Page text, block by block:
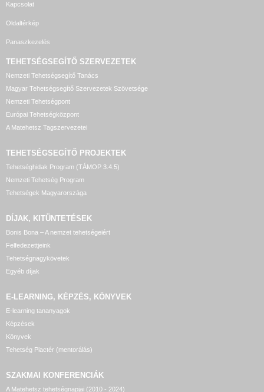
Kapcsolat
Oldaltérkép
Panaszkezelés
TEHETSÉGSEGÍTŐ SZERVEZETEK
Nemzeti Tehetségsegítő Tanács
Magyar Tehetségsegítő Szervezetek Szövetsége
Nemzeti Tehetségpont
Európai Tehetségközpont
A Matehetsz Tagszervezetei
TEHETSÉGSEGÍTŐ PROJEKTEK
Tehetséghidak Program (TÁMOP 3.4.5)
Nemzeti Tehetség Program
Tehetségek Magyarországa
DÍJAK, KITÜNTETÉSEK
Bonis Bona – A nemzet tehetségeiért
Felfedezettjeink
Tehetségnagykövetek
Egyéb díjak
E-LEARNING, KÉPZÉS, KÖNYVEK
E-learning tananyagok
Képzések
Könyvek
Tehetség Piactér (mentorálás)
SZAKMAI KONFERENCIÁK
A Matehetsz tehetségnapjai (2010 - 2024)